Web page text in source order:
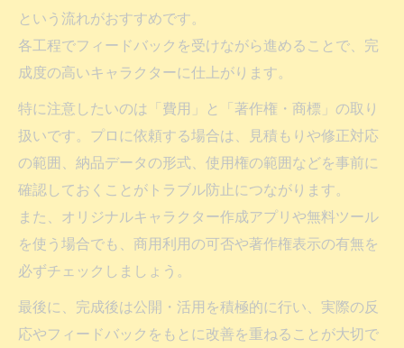
という流れがおすすめです。
各工程でフィードバックを受けながら進めることで、完
成度の高いキャラクターに仕上がります。
特に注意したいのは「費用」と「著作権・商標」の取り
扱いです。プロに依頼する場合は、見積もりや修正対応
の範囲、納品データの形式、使用権の範囲などを事前に
確認しておくことがトラブル防止につながります。
また、オリジナルキャラクター作成アプリや無料ツール
を使う場合でも、商用利用の可否や著作権表示の有無を
必ずチェックしましょう。
最後に、完成後は公開・活用を積極的に行い、実際の反
応やフィードバックをもとに改善を重ねることが大切で